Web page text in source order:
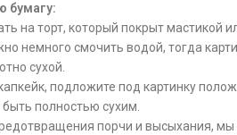
бумагу:
на торт, который покрыт мастикой
немного смочить водой, тогда
сухой.
подложите под картинку
полностью сухим.
порчи и высыхания,